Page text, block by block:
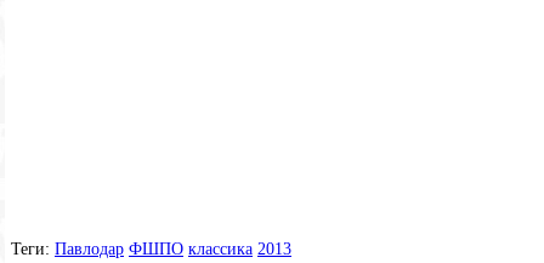
Теги: Павлодар ФШПО классика 2013